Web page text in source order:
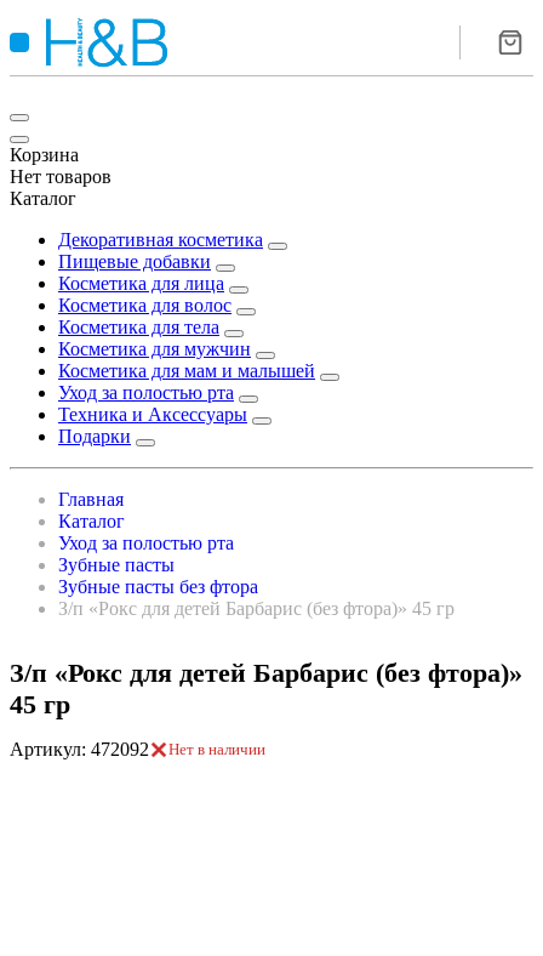
Корзина
Нет товаров
Каталог
Декоративная косметика
Пищевые добавки
Косметика для лица
Косметика для волос
Косметика для тела
Косметика для мужчин
Косметика для мам и малышей
Уход за полостью рта
Техника и Аксессуары
Подарки
Главная
Каталог
Уход за полостью рта
Зубные пасты
Зубные пасты без фтора
З/п «Рокс для детей Барбарис (без фтора)» 45 гр
З/п «Рокс для детей Барбарис (без фтора)»
45 гр
Артикул: 472092 Нет в наличии